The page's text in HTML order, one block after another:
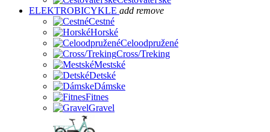
ELEKTROBICYKLE add remove
Cestné
Horské
Celoodpružené
Cross/Treking
Mestské
Detské
Dámske
Fitnes
Gravel